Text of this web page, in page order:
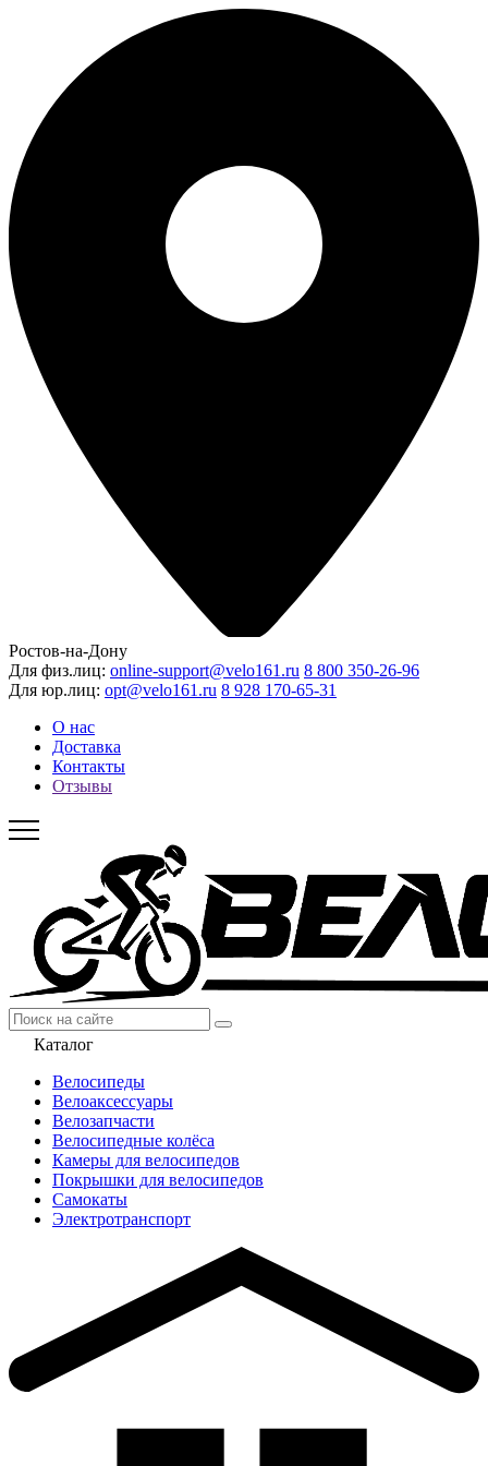
Ростов-на-Дону
Для физ.лиц: online-support@velo161.ru 8 800 350-26-96
Для юр.лиц: opt@velo161.ru 8 928 170-65-31
О нас
Доставка
Контакты
Отзывы
Каталог
Велосипеды
Велоаксессуары
Велозапчасти
Велосипедные колёса
Камеры для велосипедов
Покрышки для велосипедов
Самокаты
Электротранспорт